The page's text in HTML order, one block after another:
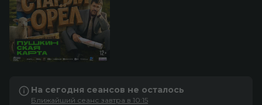
На сегодня сеансов не осталось
Ближайший сеанс завтра в 10:15